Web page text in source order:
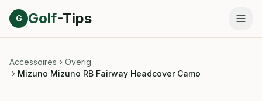
Direct naar inhoud
G Golf-Tips
Accessoires
Overig
Mizuno Mizuno RB Fairway Headcover Camo